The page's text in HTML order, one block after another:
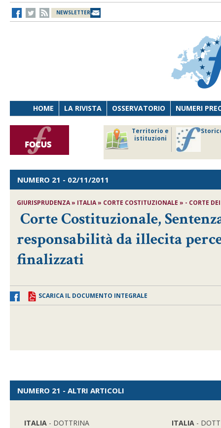
NEWSLETTER
HOME LA RIVISTA OSSERVATORIO NUMERI
Territorio e
istituzioni
NUMERO 21 - 02/11/2011
GIURISPRUDENZA » ITALIA » CORTE COSTITUZIONALE » - CORTE
Corte Costituzionale,
responsabilità da illecita
finalizzati
SCARICA IL DOCUMENTO INTEGRALE
NUMERO 21 - ALTRI ARTICOLI
ITALIA - DOTTRINA ITALIA -